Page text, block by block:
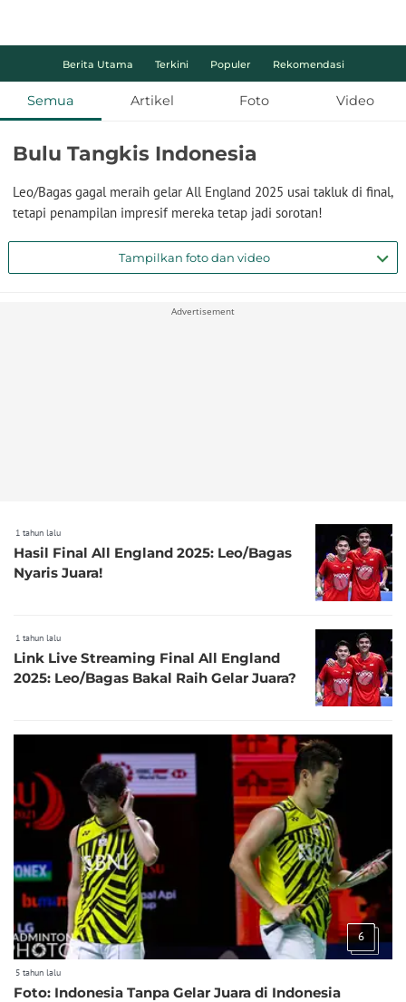
Berita Utama Terkini Populer Rekomendasi
Semua Artikel Foto Video
Bulu Tangkis Indonesia
Leo/Bagas gagal meraih gelar All England 2025 usai takluk di final,
tetapi penampilan impresif mereka tetap jadi sorotan!
Tampilkan foto dan video
Advertisement
1 tahun lalu
Hasil Final All England 2025: Leo/Bagas
Nyaris Juara!
1 tahun lalu
Link Live Streaming Final All England
2025: Leo/Bagas Bakal Raih Gelar Juara?
6
5 tahun lalu
Foto: Indonesia Tanpa Gelar Juara di Indonesia